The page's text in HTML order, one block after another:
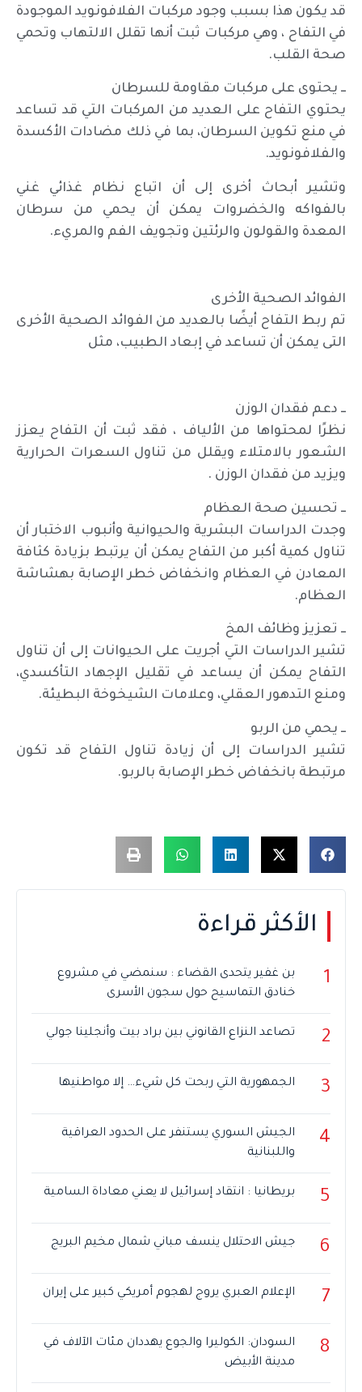
قد يكون هذا بسبب وجود مركبات الفلافونويد الموجودة
في التفاح ، وهي مركبات ثبت أنها تقلل الالتهاب وتحمي
صحة القلب.
ــ يحتوى على مركبات مقاومة للسرطان
يحتوي التفاح على العديد من المركبات التي قد تساعد
في منع تكوين السرطان، بما في ذلك مضادات الأكسدة
والفلافونويد.
وتشير أبحاث أخرى إلى أن اتباع نظام غذائي غني
بالفواكه والخضروات يمكن أن يحمي من سرطان
المعدة والقولون والرئتين وتجويف الفم والمريء.
الفوائد الصحية الأخرى
تم ربط التفاح أيضًا بالعديد من الفوائد الصحية الأخرى
التى يمكن أن تساعد في إبعاد الطبيب، مثل
ــ دعم فقدان الوزن
نظرًا لمحتواها من الألياف ، فقد ثبت أن التفاح يعزز
الشعور بالامتلاء ويقلل من تناول السعرات الحرارية
ويزيد من فقدان الوزن .
ــ تحسين صحة العظام
وجدت الدراسات البشرية والحيوانية وأنبوب الاختبار أن
تناول كمية أكبر من التفاح يمكن أن يرتبط بزيادة كثافة
المعادن في العظام وانخفاض خطر الإصابة بهشاشة
العظام.
ــ تعزيز وظائف المخ
تشير الدراسات التي أجريت على الحيوانات إلى أن تناول
التفاح يمكن أن يساعد في تقليل الإجهاد التأكسدي،
ومنع التدهور العقلي، وعلامات الشيخوخة البطيئة.
ــ يحمي من الربو
تشير الدراسات إلى أن زيادة تناول التفاح قد تكون
مرتبطة بانخفاض خطر الإصابة بالربو.
الأكثر قراءة
1
بن غفير يتحدى القضاء : سنمضي في مشروع
خنادق التماسيح حول سجون الأسرى
2 تصاعد النزاع القانوني بين براد بيت وأنجلينا جولي
3 الجمهورية التي ربحت كل شيء… إلا مواطنيها
4
الجيش السوري يستنفر على الحدود العراقية
واللبنانية
5 بريطانيا : انتقاد إسرائيل لا يعني معاداة السامية
6 جيش الاحتلال ينسف مباني شمال مخيم البريج
7 الإعلام العبري يروج لهجوم أمريكي كبير على إيران
8
السودان: الكوليرا والجوع يهددان مئات الآلاف في
مدينة الأبيض